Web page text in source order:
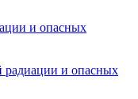
и опасных
радиации и опасных